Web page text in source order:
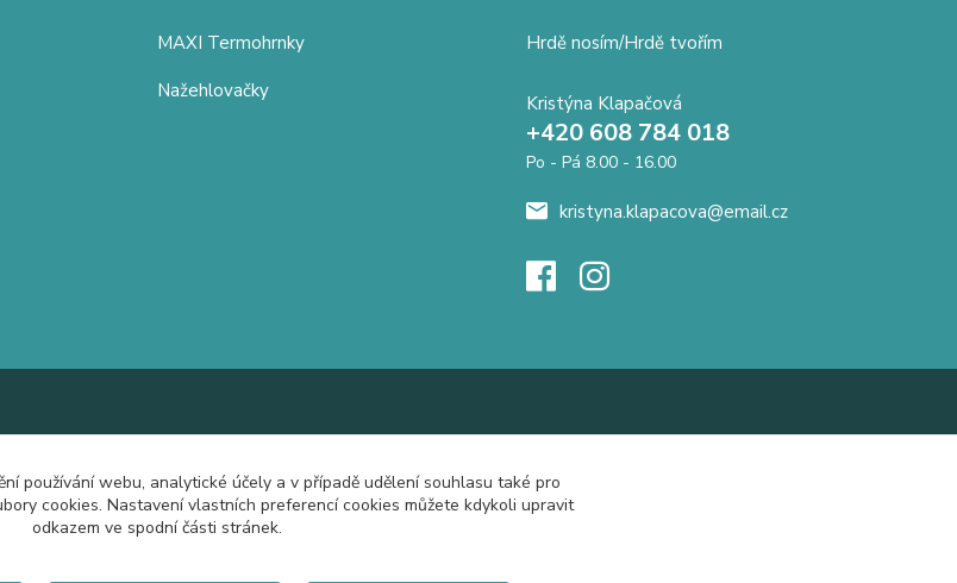
MAXI Termohrnky
Nažehlovačky
Hrdě nosím/Hrdě tvořím
Kristýna Klapačová
+420 608 784 018
Po - Pá 8.00 - 16.00
kristyna.klapacova@email.cz
používání webu, analytické účely a v případě udělení souhlasu také pro
cookies. Nastavení vlastních preferencí cookies můžete kdykoli upravit
odkazem ve spodní části stránek.